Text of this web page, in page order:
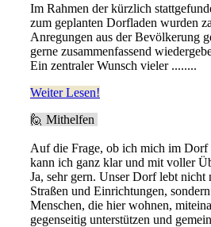
Im Rahmen der kürzlich
zum geplanten Dorfladen wurden
Anregungen aus der Bevölkerung
gerne zusammenfassend
Ein zentraler Wunsch vieler ........
Weiter Lesen!
🙋 Mithelfen
Auf die Frage, ob ich mich im Dorf
kann ich ganz klar und mit voller
Ja, sehr gern. Unser Dorf lebt nicht
Straßen und Einrichtungen,
Menschen, die hier wohnen,
gegenseitig unterstützen und